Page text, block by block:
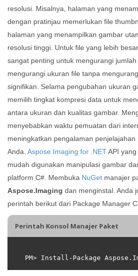
resolusi. Misalnya, halaman yang
dengan pratinjau memerlukan file
halaman yang menampilkan gambar
resolusi tinggi. Untuk file yang lebih
sangat penting untuk mengurangi
mengurangi ukuran file tanpa
signifikan. Selama pengubahan ukuran
memilih tingkat kompresi data untuk
antara ukuran dan kualitas gambar.
menyebabkan waktu pemuatan dari
meningkatkan pengalaman
Anda. Aspose.Imaging for .NETAPI
mudah digunakan manipulasi gambar
platform C#. Membuka NuGet manajer
Aspose.Imaging dan menginstal. Anda
perintah berikut dari Package Manager
Perintah Konsol Manajer Paket